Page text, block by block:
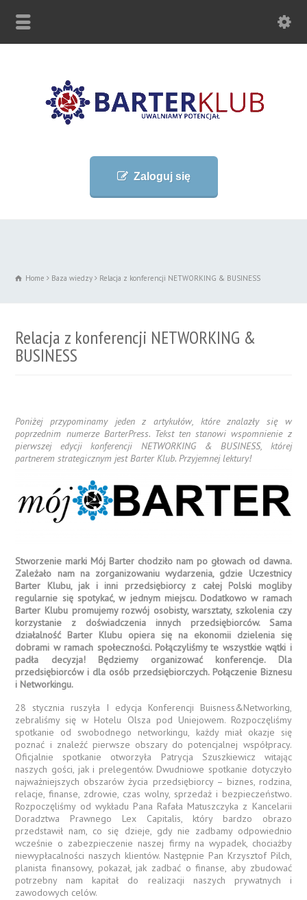
Zaloguj się
Home Baza wiedzy Relacja z konferencji NETWORKING & BUSINESS
Relacja z konferencji NETWORKING &
BUSINESS
Poniżej przypominamy jeden z artykułów, które znalazły się w
poprzednim numerze BarterPress. Tekst ten stanowi wspomnienie z
pierwszej edycji konferencji NETWORKING & BUSINESS, której
partnerem strategicznym jest Barter Klub. Przyjemnej lektury!
Stworzenie marki Mój Barter chodziło nam po głowach od dawna.
Zależało nam na zorganizowaniu wydarzenia, gdzie Uczestnicy
Barter Klubu, jak i inni przedsiębiorcy z całej Polski mogliby
regularnie się spotykać, w jednym miejscu. Dodatkowo w ramach
Barter Klubu promujemy rozwój osobisty, warsztaty, szkolenia czy
korzystanie z doświadczenia innych przedsiębiorców. Sama
działalność Barter Klubu opiera się na ekonomii dzielenia się
dobrami w ramach społeczności. Połączyliśmy te wszystkie wątki i
padła decyzja! Będziemy organizować konferencje. Dla
przedsiębiorców i dla osób przedsiębiorczych. Połączenie Biznesu
i Networkingu.
28 stycznia ruszyła I edycja Konferencji Buisness&Networking,
zebraliśmy się w Hotelu Olsza pod Uniejowem. Rozpoczęliśmy
spotkanie od swobodnego networkingu, każdy miał okazje się
poznać i znaleźć pierwsze obszary do potencjalnej współpracy.
Oficjalnie spotkanie otworzyła Patrycja Szuszkiewicz witając
naszych gości, jak i prelegentów. Dwudniowe spotkanie dotyczyło
najważniejszych obszarów życia przedsiębiorcy – biznes, rodzina,
relacje, finanse, zdrowie, czas wolny, sprzedaż i bezpieczeństwo.
Rozpoczęliśmy od wykładu Pana Rafała Matuszczyka z Kancelarii
Doradztwa Prawnego Lex Capitalis, który bardzo obrazo
przedstawił nam, co się dzieje, gdy nie zadbamy odpowiednio
wcześnie o zabezpieczenie naszej firmy na wypadek, chociażby
niewypłacalności naszych klientów. Następnie Pan Krzysztof Pilch,
planista finansowy, pokazał, jak zadbać o finanse, aby zbudować
potrzebny nam kapitał do realizacji naszych prywatnych i
zawodowych celów.